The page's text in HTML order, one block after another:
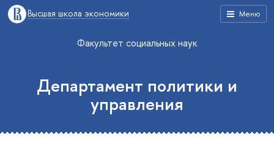
Меню
Высшая школа экономики
Факультет социальных наук
Департамент политики и
управления